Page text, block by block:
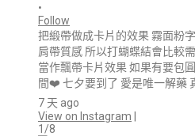
•
Follow
把緞帶做成卡片的效果 霧面粉
肩帶質感 所以打蝴蝶結會比較
當作飄帶卡片效果 如果有要包
間❤️ 七夕要到了 愛是唯一解藥
7 天 ago
View on Instagram
1/8